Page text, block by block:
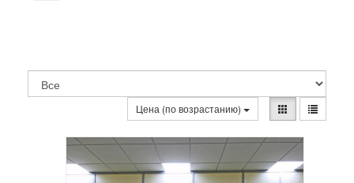
Цена (по возрастанию)